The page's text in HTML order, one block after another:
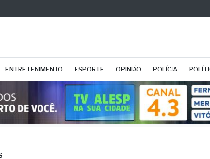
ENTRETENIMENTO ESPORTE OPINIÃO POLÍCIA